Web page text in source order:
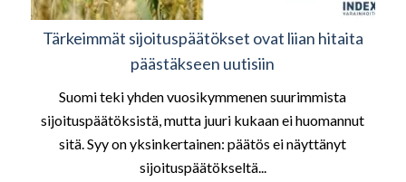
Tärkeimmät sijoituspäätökset ovat liian hitaita
päästäkseen uutisiin
Suomi teki yhden vuosikymmenen suurimmista
sijoituspäätöksistä, mutta juuri kukaan ei huomannut
sitä. Syy on yksinkertainen: päätös ei näyttänyt
sijoituspäätökseltä...